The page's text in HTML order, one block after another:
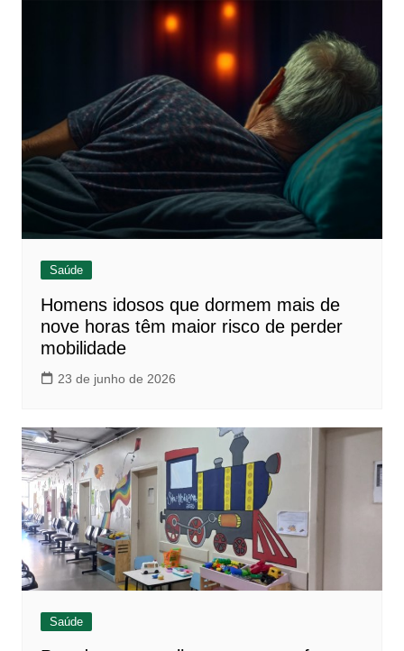
Saúde
Homens idosos que dormem mais de
nove horas têm maior risco de perder
mobilidade
23 de junho de 2026
Saúde